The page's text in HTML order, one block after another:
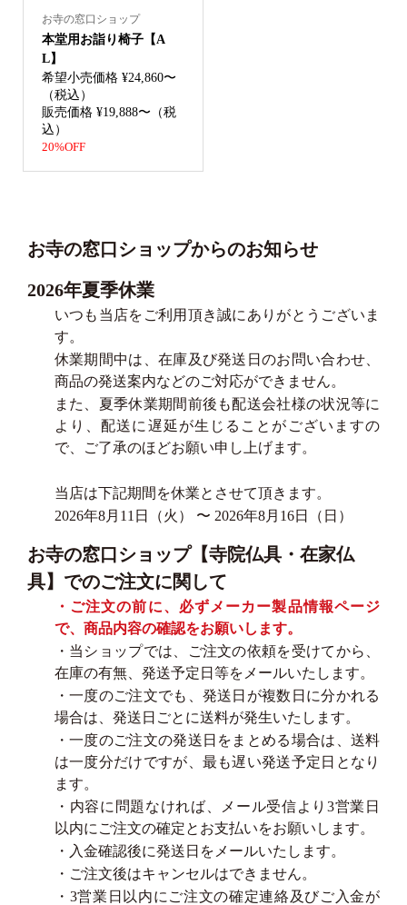
お寺の窓口ショップ
本堂用お詣り椅子【A
L】
希望小売価格 ¥24,860〜
（税込）
販売価格 ¥19,888〜（税
込）
20%OFF
お寺の窓口ショップからのお知らせ
2026年夏季休業
いつも当店をご利用頂き誠にありがとうございま
す。
休業期間中は、在庫及び発送日のお問い合わせ、
商品の発送案内などのご対応ができません。
また、夏季休業期間前後も配送会社様の状況等に
より、配送に遅延が生じることがございますの
で、ご了承のほどお願い申し上げます。
当店は下記期間を休業とさせて頂きます。
2026年8月11日（火） 〜 2026年8月16日（日）
お寺の窓口ショップ【寺院仏具・在家仏
具】でのご注文に関して
・ご注文の前に、必ずメーカー製品情報ページ
で、商品内容の確認をお願いします。
・当ショップでは、ご注文の依頼を受けてから、
在庫の有無、発送予定日等をメールいたします。
・一度のご注文でも、発送日が複数日に分かれる
場合は、発送日ごとに送料が発生いたします。
・一度のご注文の発送日をまとめる場合は、送料
は一度分だけですが、最も遅い発送予定日となり
ます。
・内容に問題なければ、メール受信より3営業日
以内にご注文の確定とお支払いをお願いします。
・入金確認後に発送日をメールいたします。
・ご注文後はキャンセルはできません。
・3営業日以内にご注文の確定連絡及びご入金が